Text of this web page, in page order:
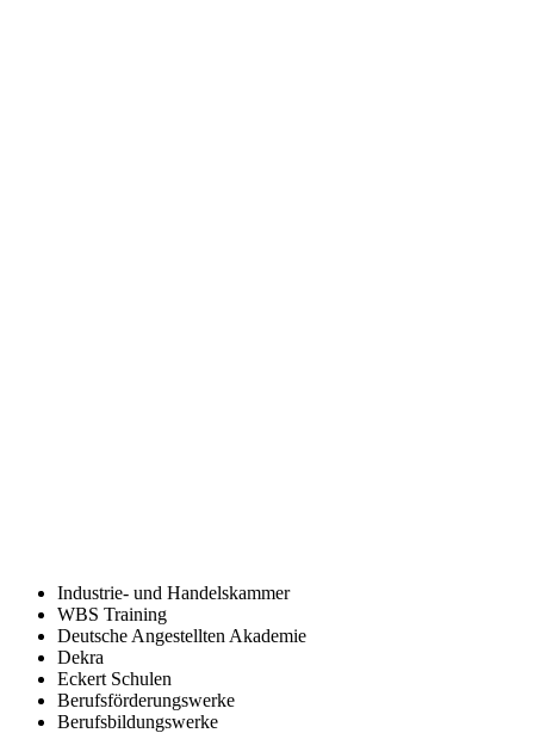
Industrie- und Handelskammer
WBS Training
Deutsche Angestellten Akademie
Dekra
Eckert Schulen
Berufsförderungswerke
Berufsbildungswerke